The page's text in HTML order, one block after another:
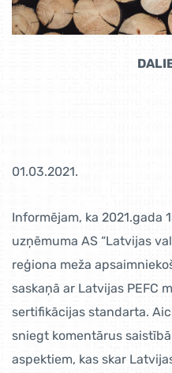
01.03.2021.
Informējam, ka 2021.gada
uzņēmuma AS “Latvijas
reģiona meža
saskaņā ar Latvijas PEFC
sertifikācijas standarta.
sniegt komentārus
aspektiem, kas skar